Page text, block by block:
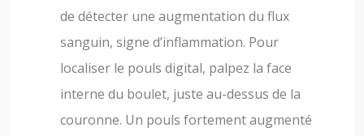
de détecter une augmentation du flux
sanguin, signe d’inflammation. Pour
localiser le pouls digital, palpez la face
interne du boulet, juste au-dessus de la
couronne. Un pouls fortement augmenté